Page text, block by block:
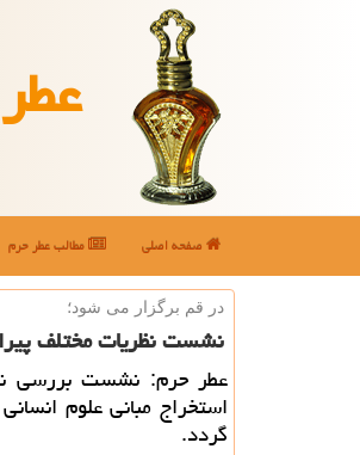
صفحه اصلی مطالب عطر حرم
در قم برگزار می شود؛
نشست نظریات مختلف
عطر حرم: نشست بررسی
استخراج مبانی علوم
گردد.